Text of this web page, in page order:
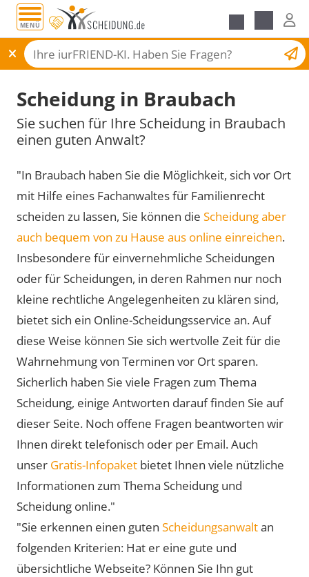
MENÜ
Scheidungsantrag
Scheidung in Braubach
Sie suchen für Ihre Scheidung in Braubach
einen guten Anwalt?
"In Braubach haben Sie die Möglichkeit, sich vor Ort
mit Hilfe eines Fachanwaltes für Familienrecht
scheiden zu lassen, Sie können die Scheidung aber
auch bequem von zu Hause aus online einreichen.
Insbesondere für einvernehmliche Scheidungen
oder für Scheidungen, in deren Rahmen nur noch
kleine rechtliche Angelegenheiten zu klären sind,
bietet sich ein Online-Scheidungsservice an. Auf
diese Weise können Sie sich wertvolle Zeit für die
Wahrnehmung von Terminen vor Ort sparen.
Sicherlich haben Sie viele Fragen zum Thema
Scheidung, einige Antworten darauf finden Sie auf
dieser Seite. Noch offene Fragen beantworten wir
Ihnen direkt telefonisch oder per Email. Auch
unser Gratis-Infopaket bietet Ihnen viele nützliche
Informationen zum Thema Scheidung und
Scheidung online."
"Sie erkennen einen guten Scheidungsanwaltan
folgenden Kriterien: Hat er eine gute und
übersichtliche Webseite? Können Sie Ihn gut